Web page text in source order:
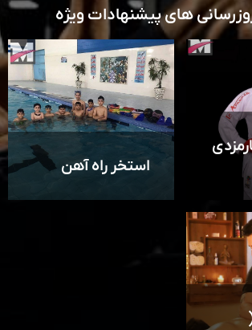
های پیشنهادات ویژه
استخر راه آهن